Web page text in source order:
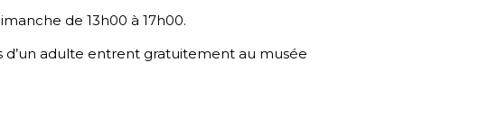
de 13h00 à 17h00.
d’un adulte entrent gratuitement au musée